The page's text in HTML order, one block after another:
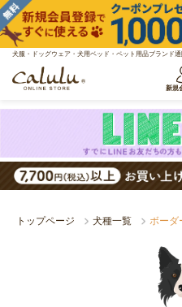
犬服・ドッグウェア・犬用ベッド・ペット用品ブランド通
新規
トップページ 犬種一覧 ボーダ